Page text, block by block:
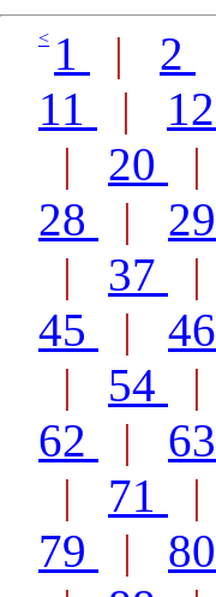
< 1 | 2
11
| 12
| 20 |
28
| 29
| 37 |
45
| 46
| 54 |
62
| 63
| 71 |
79
| 80